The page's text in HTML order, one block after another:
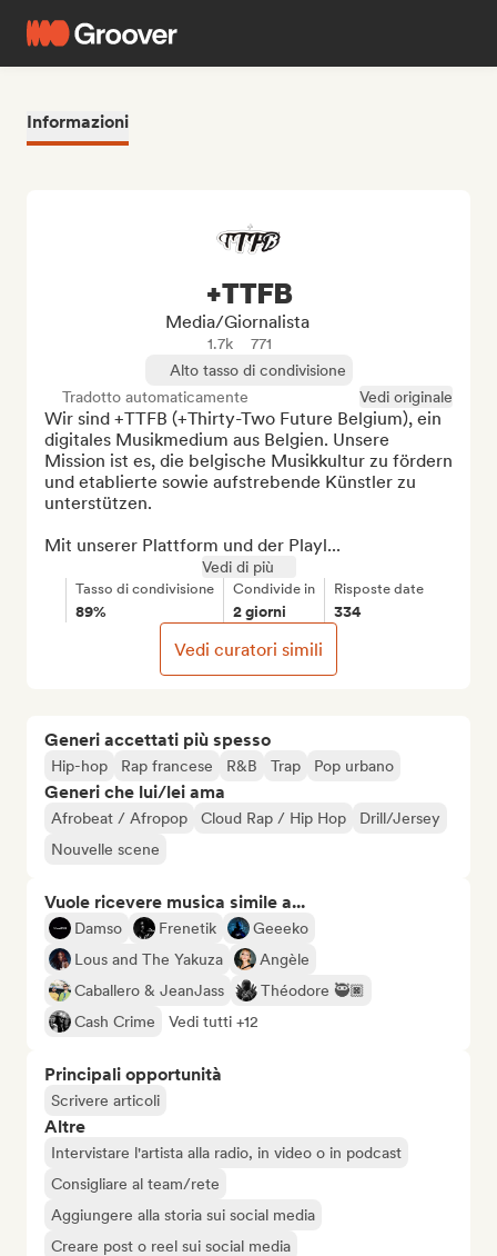
Informazioni
Generi accettati più spesso
Hip-hop Rap francese R&B Trap Pop urbano
Generi che lui/lei ama
Afrobeat / Afropop Cloud Rap / Hip Hop
Drill/Jersey
Nouvelle scene
Vuole ricevere musica simile a...
Damso Frenetik
Geeeko
Lous and The Yakuza
Angèle
Caballero & JeanJass
Théodore 🥷🏿
Cash Crime
Vedi tutti +12
Principali opportunità
Scrivere articoli
Altre
Intervistare l'artista alla radio, in video o in podcast
Consigliare al team/rete
Aggiungere alla storia sui social media
Creare post o reel sui social media
+TTFB
Media/Giornalista
1.7k
771
Alto tasso di condivisione
Tradotto automaticamente
Vedi originale
Wir sind +TTFB (+Thirty-Two Future Belgium), ein
digitales Musikmedium aus Belgien. Unsere
Mission ist es, die belgische Musikkultur zu fördern
und etablierte sowie aufstrebende Künstler zu
unterstützen.
Mit unserer Plattform und der Playl...
Vedi di più
Tasso di condivisione
89%
Condivide in
2 giorni
Risposte date
334
Vedi curatori simili